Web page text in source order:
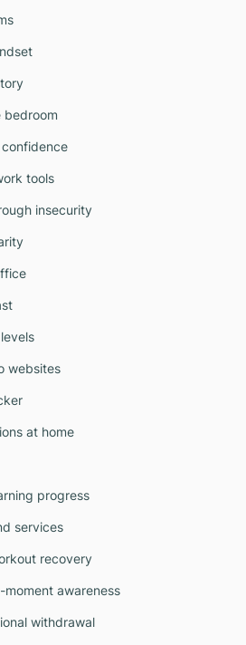
bedroom
tools
insecurity
websites
at home
progress
services
recovery
awareness
withdrawal